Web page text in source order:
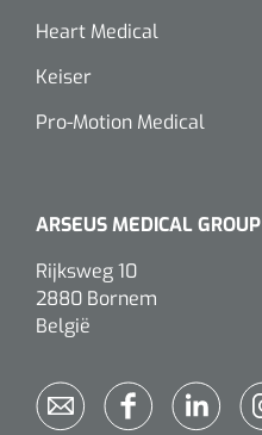
Heart Medical
Keiser
Pro-Motion Medical
ARSEUS MEDICAL GROUP
Rijksweg 10
2880 Bornem
België